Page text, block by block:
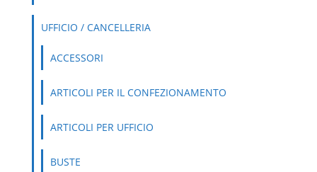
UFFICIO / CANCELLERIA
ACCESSORI
ARTICOLI PER IL CONFEZIONAMENTO
ARTICOLI PER UFFICIO
BUSTE